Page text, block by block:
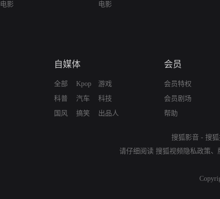
电影
电影
自媒体
全部
科普
国风
Kpop
汽车
搞笑
游戏
科技
出品人
会员
会员特权
会员剧场
帮助
搜狐影音 - 搜
请仔细阅读 搜狐视频隐私政策、